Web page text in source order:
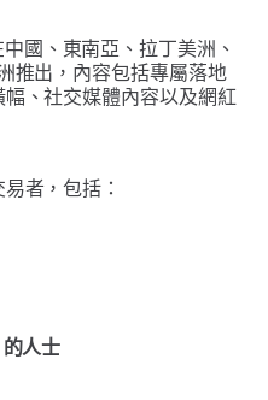
國、東南亞、拉丁美洲、
推出，內容包括專屬落地
、社交媒體內容以及網紅
者，包括：
人士